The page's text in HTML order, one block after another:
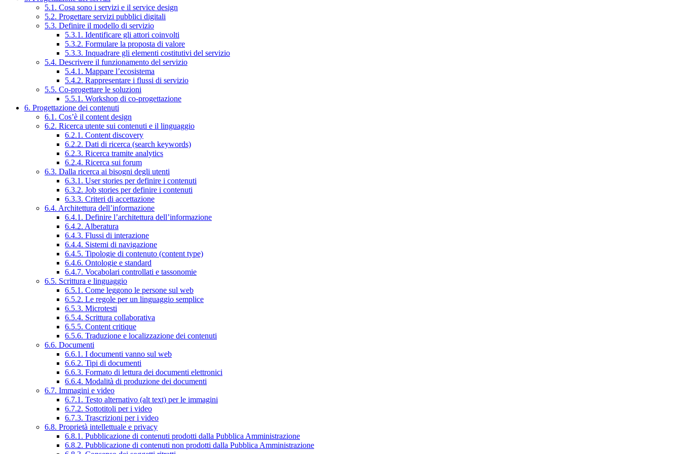
5.1. Cosa sono i servizi e il service design
5.2. Progettare servizi pubblici digitali
5.3. Definire il modello di servizio
5.3.1. Identificare gli attori coinvolti
5.3.2. Formulare la proposta di valore
5.3.3. Inquadrare gli elementi costitutivi del servizio
5.4. Descrivere il funzionamento del servizio
5.4.1. Mappare l’ecosistema
5.4.2. Rappresentare i flussi di servizio
5.5. Co-progettare le soluzioni
5.5.1. Workshop di co-progettazione
6. Progettazione dei contenuti
6.1. Cos’è il content design
6.2. Ricerca utente sui contenuti e il linguaggio
6.2.1. Content discovery
6.2.2. Dati di ricerca (search keywords)
6.2.3. Ricerca tramite analytics
6.2.4. Ricerca sui forum
6.3. Dalla ricerca ai bisogni degli utenti
6.3.1. User stories per definire i contenuti
6.3.2. Job stories per definire i contenuti
6.3.3. Criteri di accettazione
6.4. Architettura dell’informazione
6.4.1. Definire l’architettura dell’informazione
6.4.2. Alberatura
6.4.3. Flussi di interazione
6.4.4. Sistemi di navigazione
6.4.5. Tipologie di contenuto (content type)
6.4.6. Ontologie e standard
6.4.7. Vocabolari controllati e tassonomie
6.5. Scrittura e linguaggio
6.5.1. Come leggono le persone sul web
6.5.2. Le regole per un linguaggio semplice
6.5.3. Microtesti
6.5.4. Scrittura collaborativa
6.5.5. Content critique
6.5.6. Traduzione e localizzazione dei contenuti
6.6. Documenti
6.6.1. I documenti vanno sul web
6.6.2. Tipi di documenti
6.6.3. Formato di lettura dei documenti elettronici
6.6.4. Modalità di produzione dei documenti
6.7. Immagini e video
6.7.1. Testo alternativo (alt text) per le immagini
6.7.2. Sottotitoli per i video
6.7.3. Trascrizioni per i video
6.8. Proprietà intellettuale e privacy
6.8.1. Pubblicazione di contenuti prodotti dalla Pubblica Amministrazione
6.8.2. Pubblicazione di contenuti non prodotti dalla Pubblica Amministrazione